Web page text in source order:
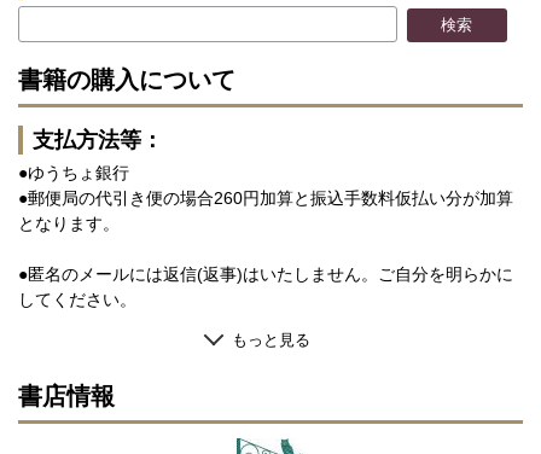
書籍の購入について
支払方法等：
●ゆうちょ銀行
●郵便局の代引き便の場合260円加算と振込手数料仮払い分が加算
となります。
●匿名のメールには返信(返事)はいたしません。ご自分を明らかに
してください。
もっと見る
書店情報